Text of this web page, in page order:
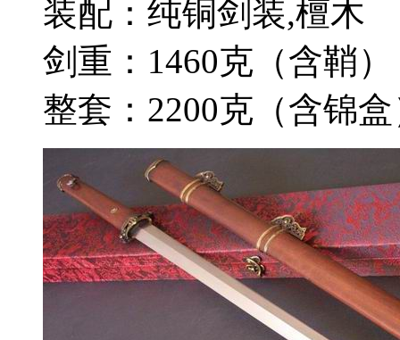
装配：纯铜剑装,檀木
剑重：1460克（含鞘）
整套：2200克（含锦